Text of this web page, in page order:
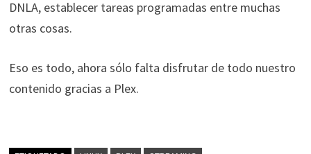
DNLA, establecer tareas programadas entre muchas
otras cosas.
Eso es todo, ahora sólo falta disfrutar de todo nuestro
contenido gracias a Plex.